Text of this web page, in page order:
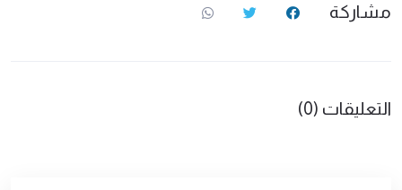
مشاركة
التعليقات (0)